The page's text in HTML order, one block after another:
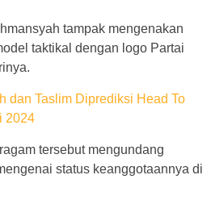
tampak mengenakan
taktikal dengan logo Partai
dan Taslim Diprediksi Head To
2024
tersebut mengundang
status keanggotaannya di